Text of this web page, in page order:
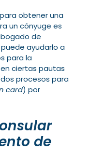
obtener una
un cónyuge es
de
ayudarlo a
para la
ciertas pautas
procesos para
card) por
de